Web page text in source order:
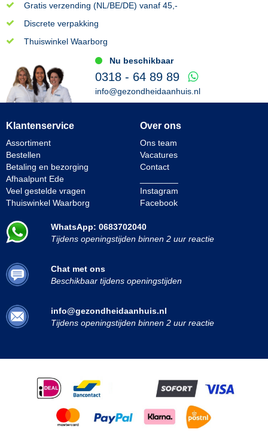
Gratis verzending (NL/BE/DE) vanaf 45,-
Discrete verpakking
Thuiswinkel Waarborg
Nu beschikbaar
0318 - 64 89 89
info@gezondheidaanhuis.nl
Klantenservice
Assortiment
Bestellen
Betaling en bezorging
Afhaalpunt Ede
Veel gestelde vragen
Thuiswinkel Waarborg
Over ons
Ons team
Vacatures
Contact
Instagram
Facebook
WhatsApp: 0683702040
Tijdens openingstijden binnen 2 uur reactie
Chat met ons
Beschikbaar tijdens openingstijden
info@gezondheidaanhuis.nl
Tijdens openingstijden binnen 2 uur reactie